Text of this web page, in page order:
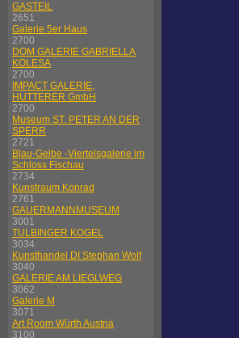
GASTEIL
2651
Galerie 5er Haus
2700
DOM GALERIE GABRIELLA
KOLESA
2700
IMPACT GALERIE,
HUTTERER GmbH
2700
Museum ST. PETER AN DER
SPERR
2721
Blau-Gelbe -Viertelsgalerie im
Schloss Fischau
2734
Kunstraum Konrad
2761
GAUERMANNMUSEUM
3001
TULBINGER KOGEL
3034
Kunsthandel DI Stephan Wolf
3040
GALERIE AM LIEGLWEG
3062
Galerie M
3071
Art Room Würth Austria
3100